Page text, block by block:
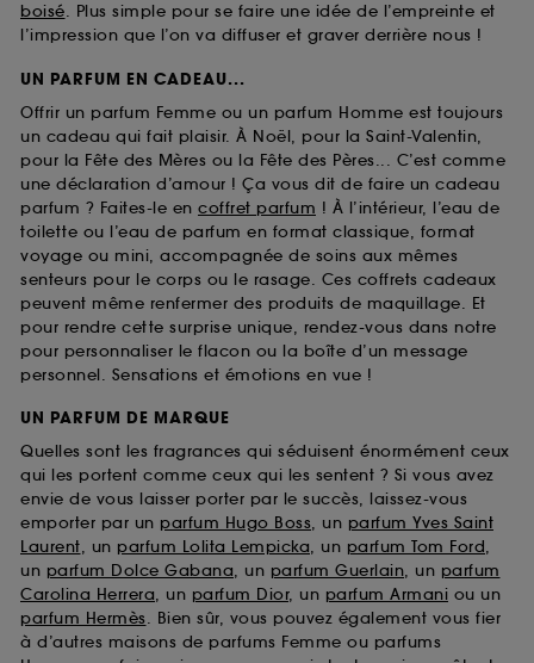
boisé. Plus simple pour se faire une idée de l’empreinte et
l’impression que l’on va diffuser et graver derrière nous !
UN PARFUM EN CADEAU...
Offrir un parfum Femme ou un parfum Homme est toujours
un cadeau qui fait plaisir. À Noël, pour la Saint-Valentin,
pour la Fête des Mères ou la Fête des Pères... C’est comme
une déclaration d’amour ! Ça vous dit de faire un cadeau
parfum ? Faites-le en coffret parfum ! À l’intérieur, l’eau de
toilette ou l’eau de parfum en format classique, format
voyage ou mini, accompagnée de soins aux mêmes
senteurs pour le corps ou le rasage. Ces coffrets cadeaux
peuvent même renfermer des produits de maquillage. Et
pour rendre cette surprise unique, rendez-vous dans notre
pour personnaliser le flacon ou la boîte d’un message
personnel. Sensations et émotions en vue !
UN PARFUM DE MARQUE
Quelles sont les fragrances qui séduisent énormément ceux
qui les portent comme ceux qui les sentent ? Si vous avez
envie de vous laisser porter par le succès, laissez-vous
emporter par un parfum Hugo Boss, un parfum Yves Saint
Laurent, un parfum Lolita Lempicka, un parfum Tom Ford,
un parfum Dolce Gabana, un parfum Guerlain, un parfum
Carolina Herrera, un parfum Dior, un parfum Armani ou un
parfum Hermès. Bien sûr, vous pouvez également vous fier
à d’autres maisons de parfums Femme ou parfums